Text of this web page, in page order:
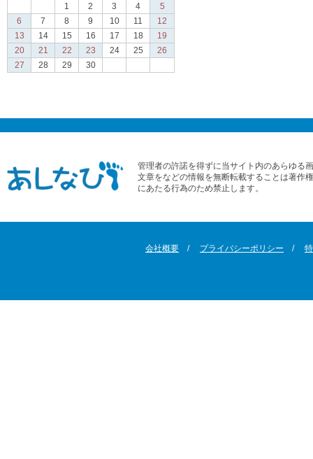
1
2 3 4
5
6
7 8 9 10 11
12
13
14 15 16 17 18
19
20
21 22 23 24 25
26
27
28 29 30
管理者の許諾を得ずに当サイト内のあらゆる
文章をなどの情報を無断転載することは著作
にあたる行為のため禁止します。
会社概要 プライバシーポリシー